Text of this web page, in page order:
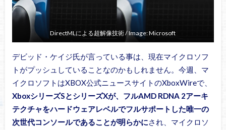
DirectMLによる超解像技術 / Image: Microsoft
デビッド・ケイジ氏が言っている事は、現在マイクロソフ
トがプッシュしていることなのかもしれません。今週、マ
イクロソフトはXBOX公式ニュースサイトのXboxWireで、
XboxシリーズSとシリーズXが、フルAMD RDNA 2アーキ
テクチャをハードウェアレベルでフルサポートした唯一の
次世代コンソールであることが明らかにされ、マイクロソ